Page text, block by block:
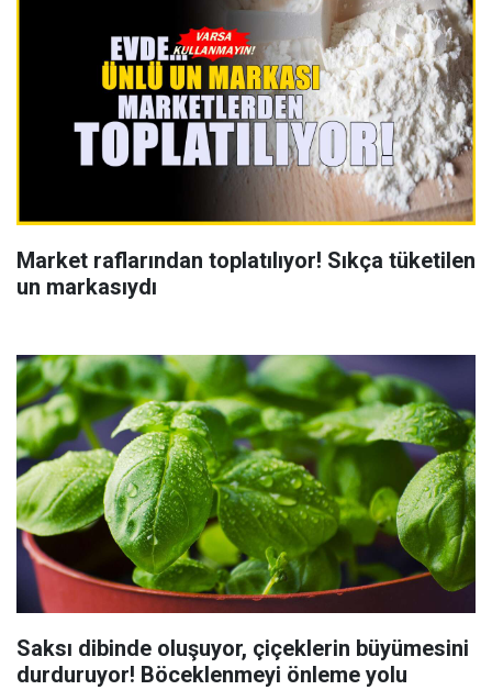
Market raflarından toplatılıyor! Sıkça tüketilen
un markasıydı
Saksı dibinde oluşuyor, çiçeklerin büyümesini
durduruyor! Böceklenmeyi önleme yolu